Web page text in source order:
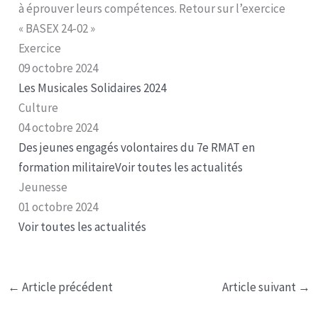
à éprouver leurs compétences. Retour sur l’exercice
« BASEX 24-02 »
Exercice
09 octobre 2024
Les Musicales Solidaires 2024
Culture
04 octobre 2024
Des jeunes engagés volontaires du 7e RMAT en
formation militaireVoir toutes les actualités
Jeunesse
01 octobre 2024
Voir toutes les actualités
← Article précédent Article suivant →